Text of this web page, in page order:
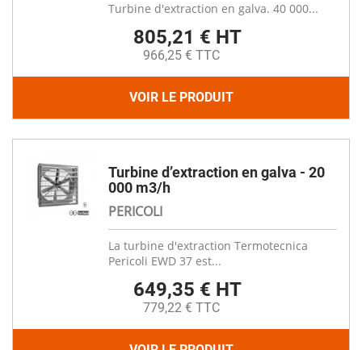
Turbine d'extraction en galva. 40 000...
805,21 € HT
966,25 € TTC
VOIR LE PRODUIT
Turbine d’extraction en galva - 20
000 m3/h
PERICOLI
La turbine d'extraction Termotecnica
Pericoli EWD 37 est...
649,35 € HT
779,22 € TTC